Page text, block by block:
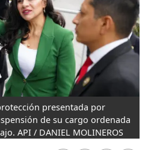
presentada por
de su cargo ordenada
API / DANIEL MOLINEROS